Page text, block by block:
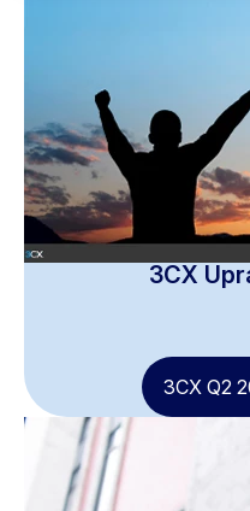
3CX
3CX Q2